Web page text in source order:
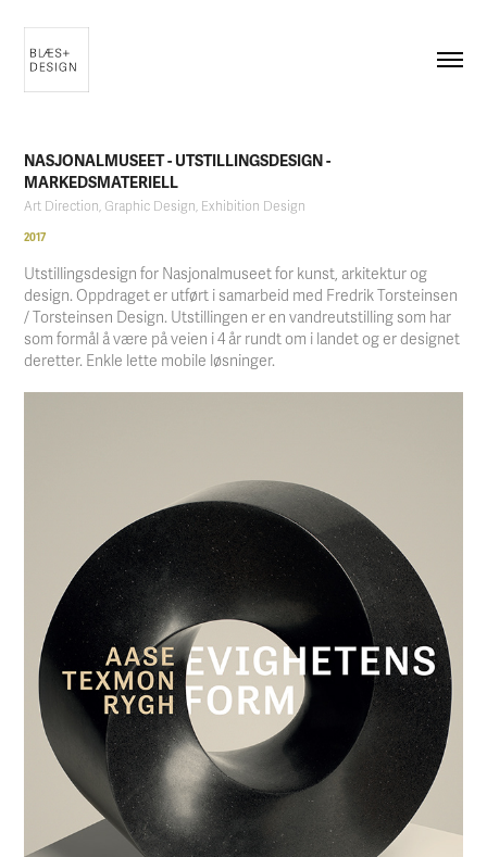
NASJONALMUSEET - UTSTILLINGSDESIGN -
MARKEDSMATERIELL
Art Direction, Graphic Design, Exhibition Design
2017
Utstillingsdesign for Nasjonalmuseet for kunst, arkitektur og
design. Oppdraget er utført i samarbeid med Fredrik Torsteinsen
/ Torsteinsen Design. Utstillingen er en vandreutstilling som har
som formål å være på veien i 4 år rundt om i landet og er designet
deretter. Enkle lette mobile løsninger.